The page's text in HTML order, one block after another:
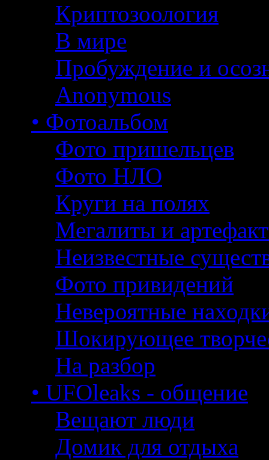
Криптозоология
В мире
Пробуждение и
Anonymous
• Фотоальбом
Фото пришельцев
Фото НЛО
Круги на полях
Мегалиты и
Неизвестные
Фото привидений
Невероятные
Шокирующее
На разбор
• UFOleaks - общение
Вещают люди
Домик для отдыха